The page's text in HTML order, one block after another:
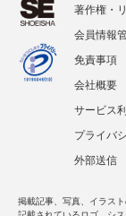
著作権・
会員情報
免責事項
会社概要
サービス
プライバ
外部送信
掲載記事、写真、イラスト